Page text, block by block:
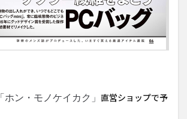
「ホン・モノケイカク」 直営ショップで予